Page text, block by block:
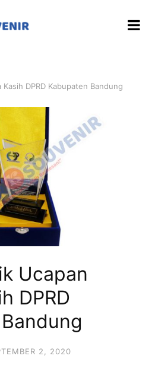
DPRD Kabupaten Bandung
Ucapan
DPRD
2, 2020